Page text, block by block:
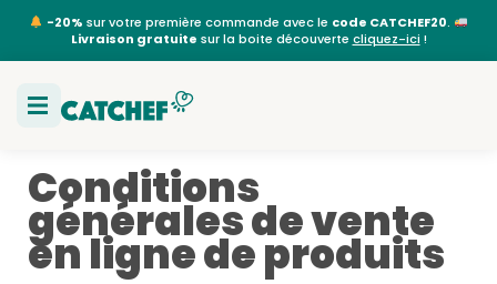
-20% sur votre première commande avec le code CATCHEF20.
Livraison gratuite sur la boite découverte cliquez-ici !
Conditions
générales de vente
en ligne de produits